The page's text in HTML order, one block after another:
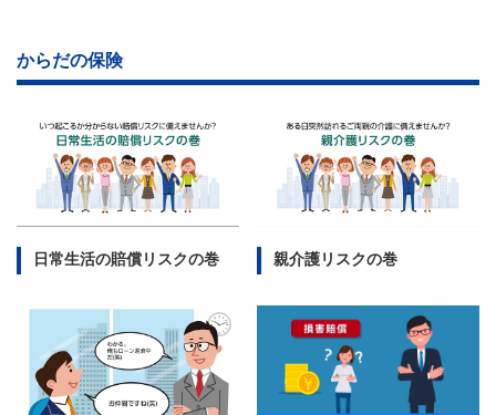
からだの保険
日常生活の賠償リスクの巻 親介護リスクの巻